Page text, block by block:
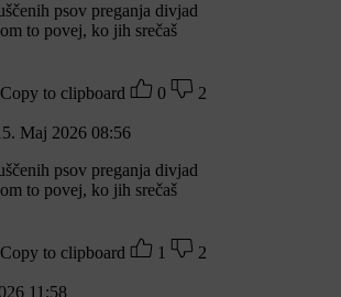
psov preganja divjad
to povej, ko jih srečaš
Copy to clipboard 0 2
Maj 2026 08:56
psov preganja divjad
to povej, ko jih srečaš
Copy to clipboard 1 2
11:58